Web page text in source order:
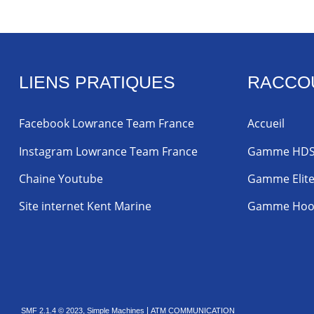
LIENS PRATIQUES
Facebook Lowrance Team France
Instagram Lowrance Team France
Chaine Youtube
Site internet Kent Marine
Accueil
Gamme HDS
Gamme Elite
Gamme
SMF 2.1.4 © 2023, Simple Machines ATM COMMUNICATION